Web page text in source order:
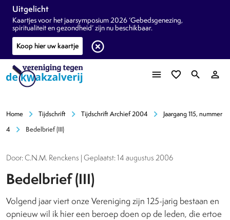
Uitgelicht
Kaartjes voor het jaarsymposium 2026 ‘Gebedsgenezing,
spiritualiteit en gezondheid’ zijn nu beschikbaar.
Koop hier uw kaartje
highlight_off
menu favorite_border search person_outline
Home chevron_right Tijdschrift chevron_right Tijdschrift Archief 2004 chevron_right
Jaargang 115, nummer
4
chevron_right Bedelbrief (III)
Door: C.N.M. Renckens | Geplaatst: 14 augustus 2006
Bedelbrief (III)
Volgend jaar viert onze Vereniging zijn 125-jarig bestaan en
opnieuw wil ik hier een beroep doen op de leden, die ertoe